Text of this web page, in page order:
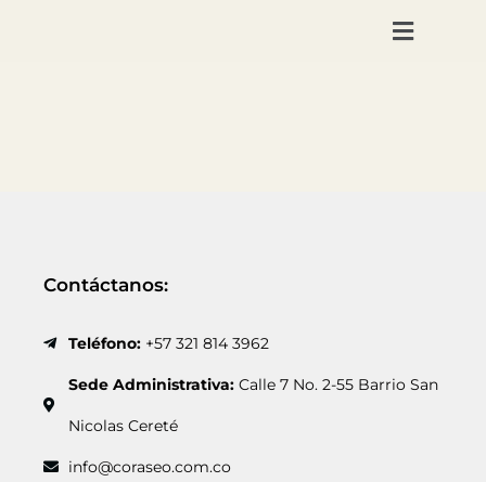
Contáctanos:
Teléfono:+57 321 814 3962
Sede Administrativa: Calle 7 No. 2-55 Barrio San
Nicolas Cereté
info@coraseo.com.co